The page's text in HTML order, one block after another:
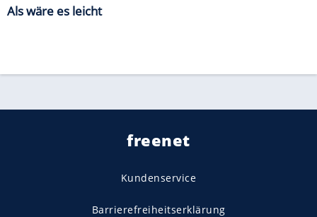
Als wäre es leicht
freenet
Kundenservice
Barrierefreiheitserklärung